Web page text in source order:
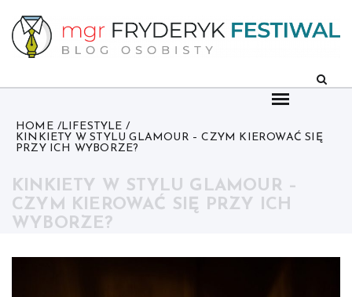
content
HOME
LIFESTYLE
KINKIETY W STYLU GLAMOUR – CZYM KIEROWAĆ SIĘ
PRZY ICH WYBORZE?
KINKIETY W STYLU GLAMOUR –
CZYM KIEROWAĆ SIĘ PRZY ICH
WYBORZE?